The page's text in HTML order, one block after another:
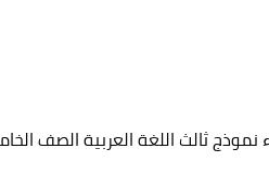
نموذج ثالث اللغة العربية الصف